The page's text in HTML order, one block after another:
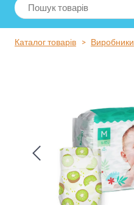
Каталог товарів Виробники